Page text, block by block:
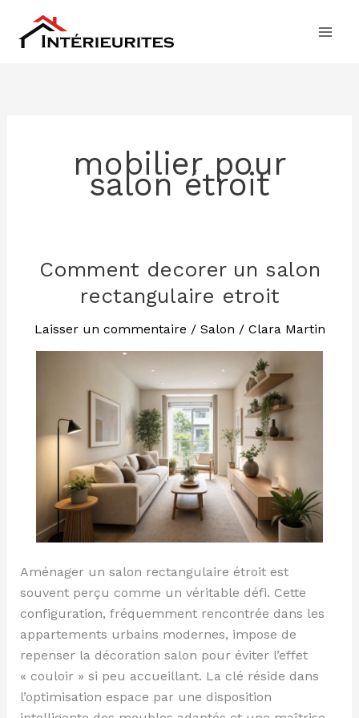
contenu
mobilier pour
salon étroit
Comment decorer un salon
rectangulaire etroit
Laisser un commentaire / Salon / Clara Martin
Aménager un salon rectangulaire étroit est
souvent perçu comme un véritable défi. Cette
configuration, fréquemment rencontrée dans les
appartements urbains modernes, impose de
repenser la décoration salon pour éviter l’effet
« couloir » si peu accueillant. La clé réside dans
l’optimisation espace par une disposition
Comment
salon
rectangulaire